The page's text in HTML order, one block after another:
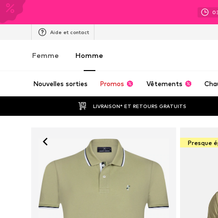
Aide et contact
Femme Homme
Nouvelles sorties Promos Vêtements
LIVRAISON* ET RETOURS GRATUITS
Presque